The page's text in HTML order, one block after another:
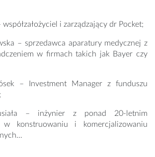
i zarządzający dr Pocket;
– sprzedawca aparatury medycznej z
w firmach takich jak Bayer czy
– Investment Manager z funduszu
– inżynier z ponad 20-letnim
w konstruowaniu i komercjalizowaniu